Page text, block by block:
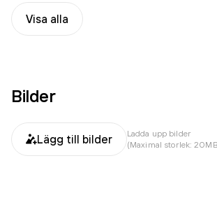
Visa alla
Bilder
Lägg till bilder
Ladda upp bilder
(Maximal storlek: